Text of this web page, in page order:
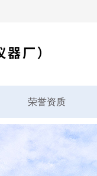
荣誉资质